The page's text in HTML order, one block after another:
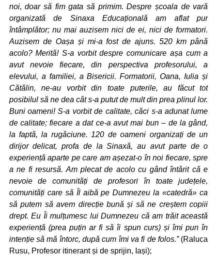
noi, doar să fim gata să primim. Despre școala de vară
organizată de Sinaxa Educațională am aflat pur
întâmplător; nu mai auzisem nici de ei, nici de formatori.
Auzisem de Oașa și mi-a fost de ajuns. 520 km până
acolo? Merită! S-a vorbit despre comunicare așa cum a
avut nevoie fiecare, din perspectiva profesorului, a
elevului, a familiei, a Bisericii. Formatorii, Oana, Iulia și
Cătălin, ne-au vorbit din toate puterile, au făcut tot
posibilul să ne dea cât s-a putut de mult din prea plinul lor.
Buni oameni! S-a vorbit de calitate, căci s-a adunat lume
de calitate; fiecare a dat ce-a avut mai bun – de la gând,
la faptă, la rugăciune. 120 de oameni organizați de un
dirijor delicat, profa de la Sinaxă, au avut parte de o
experiență aparte pe care am așezat-o în noi fiecare, spre
a ne fi resursă. Am plecat de acolo cu gând întărit că e
nevoie de comunități de profesori în toate județele,
comunități care să Îl aibă pe Dumnezeu la «catedră» ca
să putem să avem direcție bună și să ne creștem copiii
drept. Eu Îi mulțumesc lui Dumnezeu că am trăit această
experiență (prea puțin ar fi să îi spun curs) și îmi pun în
intenție să mă întorc, după cum îmi va fi de folos.”(Raluca
Rusu, Profesor itinerant și de sprijin, Iași);